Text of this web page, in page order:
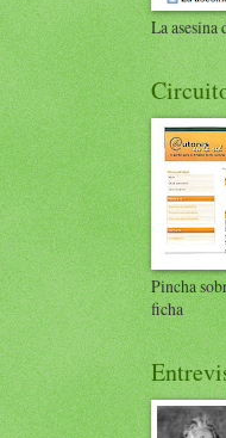
La asesina
Pincha
ficha